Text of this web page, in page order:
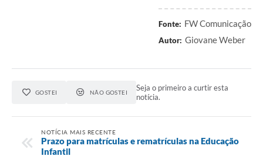
Fonte: FW Comunicação
Autor: Giovane Weber
GOSTEI NÃO GOSTEI
Seja o primeiro a curtir esta
notícia.
NOTÍCIA MAIS RECENTE
Prazo para matrículas e rematrículas na Educação
Infantil